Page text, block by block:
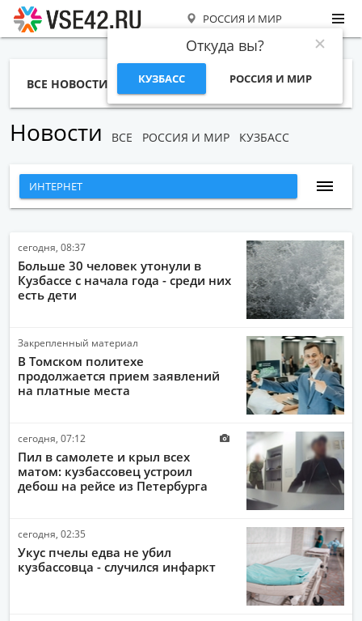
РОССИЯ И МИР
Откуда вы?
КУЗБАСС РОССИЯ И МИР
ВСЕ НОВОСТИ СТАТЬИ ТЕМЫ ФОТО
Новости ВСЕ РОССИЯ И МИР КУЗБАСС
ВСЕ НОВОСТИ
НАРОДНЫЕ НОВОСТИ
НОВОСТИ С ВИДЕО
НОВОСТИ КОМПАНИЙ
СПОРТ
ОБЩЕСТВО
ЭКОНОМИКА
ПРОИСШЕСТВИЯ
АВТО-МОТО
ЗДОРОВЬЕ
ИНТЕРНЕТ
сегодня, 08:37
Больше 30 человек утонули в
Кузбассе с начала года - среди них
есть дети
Закрепленный материал
В Томском политехе
продолжается прием заявлений
на платные места
сегодня, 07:12
Пил в самолете и крыл всех
матом: кузбассовец устроил
дебош на рейсе из Петербурга
сегодня, 02:35
Укус пчелы едва не убил
кузбассовца - случился инфаркт